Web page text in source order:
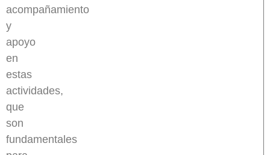
acompañamiento
y
apoyo
en
estas
actividades,
que
son
fundamentales